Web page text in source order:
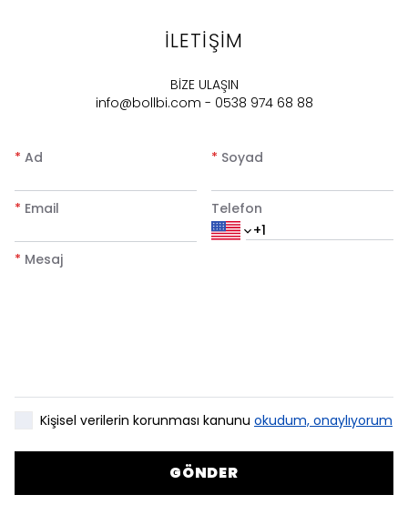
İLETİŞİM
BİZE ULAŞIN
info@bollbi.com - 0538 974 68 88
* Ad * Soyad
* Email Telefon
* Mesaj
Kişisel verilerin korunması kanunu okudum, onaylıyorum
GÖNDER